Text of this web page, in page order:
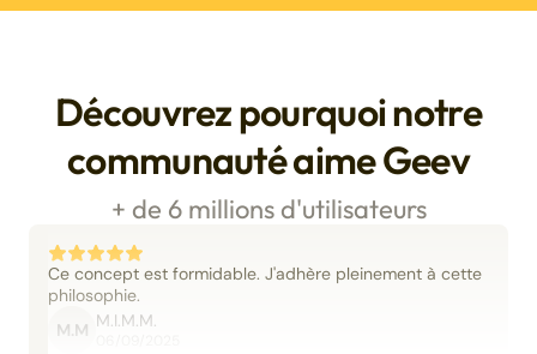
Découvrez pourquoi notre
communauté aime Geev
+ de 6 millions d'utilisateurs
Ce concept est formidable. J'adhère pleinement à cette
philosophie.
M.M M.I.M.M.